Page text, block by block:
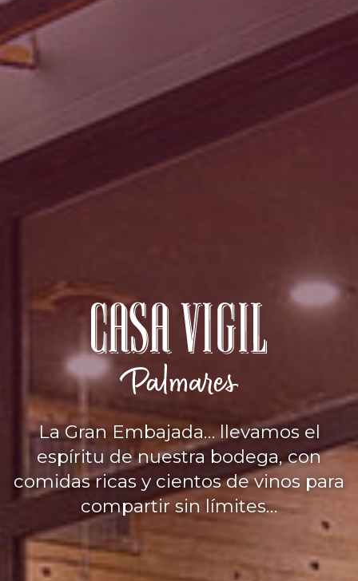
La Gran Embajada… llevamos el
espíritu de nuestra bodega, con
comidas ricas y cientos de vinos para
compartir sin límites…